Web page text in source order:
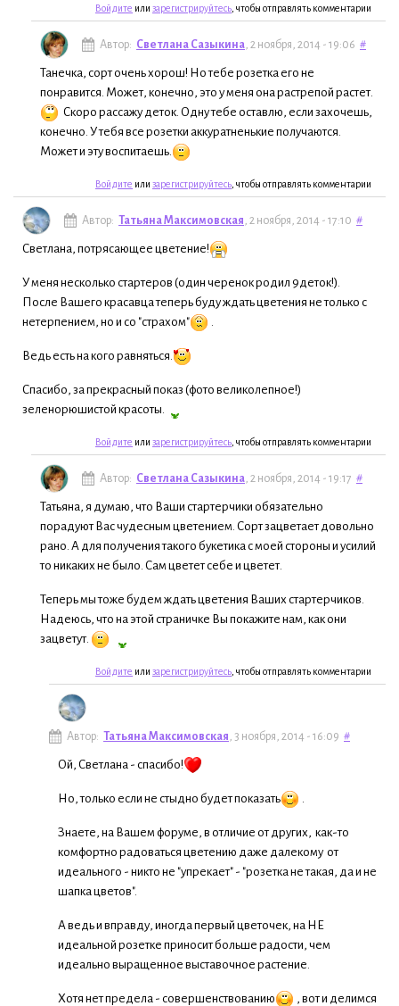
Войдите или зарегистрируйтесь , чтобы отправлять комментарии
Автор: Светлана Сазыкина , 2 ноября, 2014 - 19:06 #
Танечка, сорт очень хорош! Но тебе розетка его не
понравится. Может, конечно, это у меня она растрепой растет.
Скоро рассажу деток. Одну тебе оставлю, если захочешь,
конечно. У тебя все розетки аккуратненькие получаются.
Может и эту воспитаешь.
Войдите или зарегистрируйтесь , чтобы отправлять комментарии
Автор: Татьяна Максимовская , 2 ноября, 2014 - 17:10 #
Светлана, потрясающее цветение!
У меня несколько стартеров (один черенок родил 9деток!).
После Вашего красавца теперь буду ждать цветения не только с
нетерпением, но и со "страхом"
.
Ведь есть на кого равняться.
Спасибо, за прекрасный показ (фото великолепное!)
зеленорюшистой красоты.
Войдите или зарегистрируйтесь , чтобы отправлять комментарии
Автор: Светлана Сазыкина , 2 ноября, 2014 - 19:17 #
Татьяна, я думаю, что Ваши стартерчики обязательно
порадуют Вас чудесным цветением. Сорт зацветает довольно
рано. А для получения такого букетика с моей стороны и усилий
то никаких не было. Сам цветет себе и цветет.
Теперь мы тоже будем ждать цветения Ваших стартерчиков.
Надеюсь, что на этой страничке Вы покажите нам, как они
зацветут.
Войдите или зарегистрируйтесь , чтобы отправлять комментарии
Автор: Татьяна Максимовская , 3 ноября, 2014 - 16:09 #
Ой, Светлана - спасибо!
Но, только если не стыдно будет показать .
Знаете, на Вашем форуме, в отличие от других, как-то
комфортно радоваться цветению даже далекому от
идеального - никто не "упрекает" - "розетка не такая, да и не
шапка цветов".
А ведь и вправду, иногда первый цветочек, на НЕ
идеальной розетке приносит больше радости, чем
идеально выращенное выставочное растение.
Хотя нет предела - совершенствованию
, вот и делимся